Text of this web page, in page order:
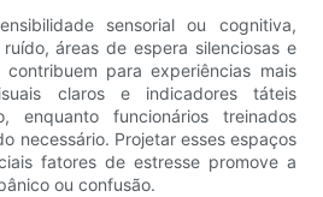
sensorial ou cognitiva,
áreas de espera silenciosas e
contribuem para experiências mais
claros e indicadores táteis
enquanto funcionários treinados
necessário. Projetar esses espaços
fatores de estresse promove a
ou confusão.